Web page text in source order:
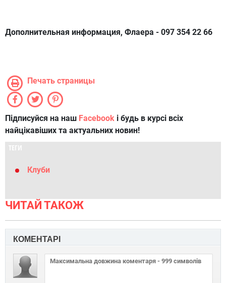
Дополнительная информация, Флаера - 097 354 22 66
Печать страницы
Підписуйся на наш Facebook і будь в курсі всіх
найцікавіших та актуальних новин!
ТЕГИ
Клуби
ЧИТАЙ ТАКОЖ
КОМЕНТАРІ